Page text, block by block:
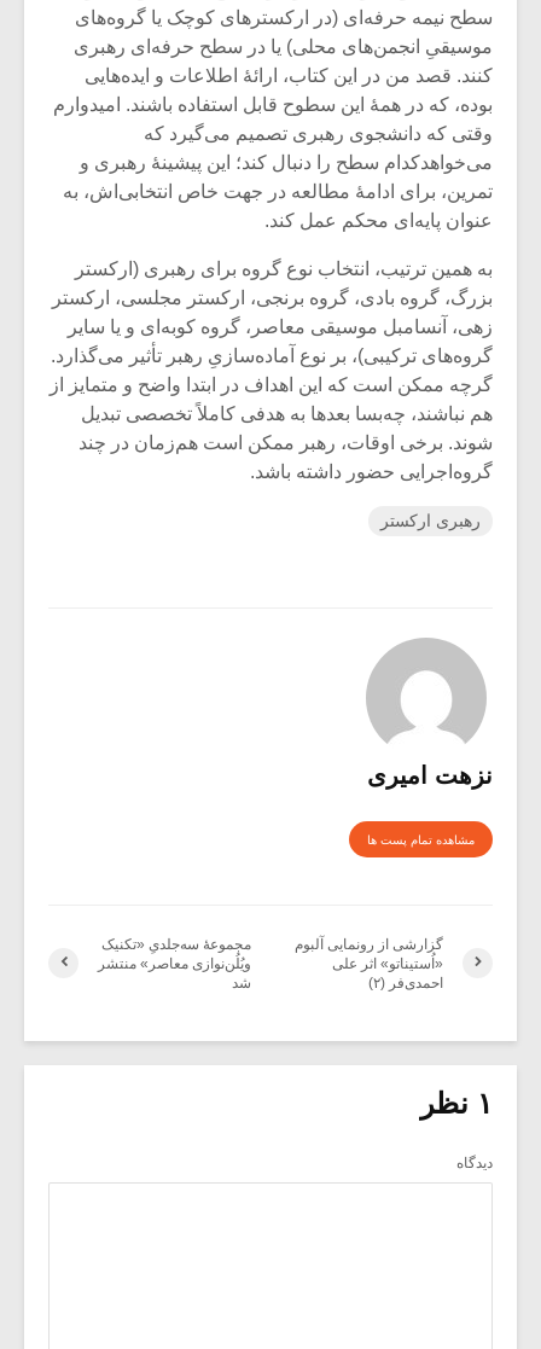
سطح نیمه حرفه‌ای (در ارکسترهای کوچک یا گروه‌های
موسیقیِ انجمن‌های محلی) یا در سطح حرفه‌ای رهبری
کنند. قصد من در این کتاب، ارائۀ‌ اطلاعات و ایده‌هایی
بوده، که در همۀ‌ این سطوح قابل استفاده باشند. امیدوارم
وقتی که دانشجوی رهبری تصمیم می‌گیرد که
می‌خواهدکدام سطح را دنبال کند؛ این پیشینۀ‌ رهبری و
تمرین، برای ادامۀ‌ مطالعه در جهت خاص انتخابی‌اش، به
عنوان پایه‌ای محکم عمل کند.
به همین ترتیب، انتخاب نوع گروه برای رهبری (ارکستر
بزرگ، گروه بادی، گروه برنجی، ارکستر مجلسی، ارکستر
زهی، آنسامبل موسیقی معاصر، گروه کوبه‌ای و یا سایر
گروه‌های ترکیبی)، بر نوع آماده‌سازیِ رهبر تأثیر می‌گذارد.
گرچه ممکن است که این اهداف در ابتدا واضح و متمایز از
هم نباشند، چه‌بسا بعدها به هدفی کاملاً تخصصی تبدیل
شوند. برخی اوقات، رهبر ممکن است هم‌زمان در چند
گروه‌اجرایی حضور داشته باشد.
رهبری ارکستر
نزهت امیری
مشاهده تمام پست ها
مجموعۀ سه‌جلدیِ «تکنیک‌
ویُلُن‌نوازی معاصر» منتشر
شد
گزارشی از رونمایی آلبوم
«اُستیناتو» اثر علی
احمدی‌فر (۲)
۱ نظر
دیدگاه